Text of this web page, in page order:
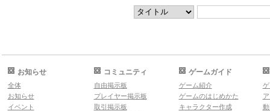
お知らせ
全体
お知らせ
イベント
コミュニティ
自由掲示板
プレイヤー掲示板
取引掲示板
ゲームガイド
ゲーム紹介
ゲームのはじめかた
キャラクター作成